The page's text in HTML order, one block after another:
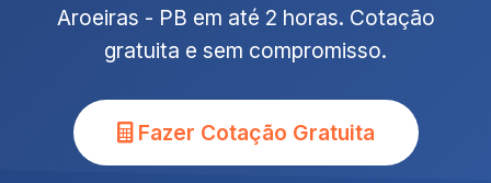
Aroeiras - PB em até 2 horas. Cotação
gratuita e sem compromisso.
Fazer Cotação Gratuita